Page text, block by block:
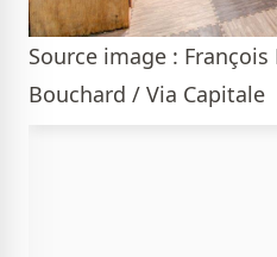
Source image :
Bouchard / Via Capitale